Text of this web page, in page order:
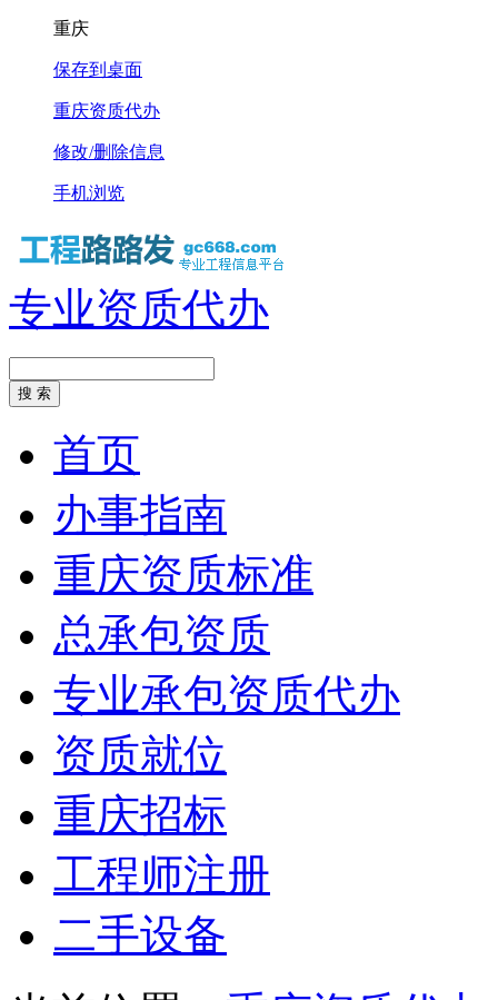
重庆
保存到桌面
重庆资质代办
修改/删除信息
手机浏览
专业资质代办
首页
办事指南
重庆资质标准
总承包资质
专业承包资质代办
资质就位
重庆招标
工程师注册
二手设备